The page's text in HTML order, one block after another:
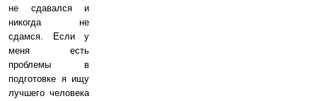
не сдавался и
никогда не
сдамся. Если у
меня есть
проблемы в
подготовке я ищу
лучшего человека